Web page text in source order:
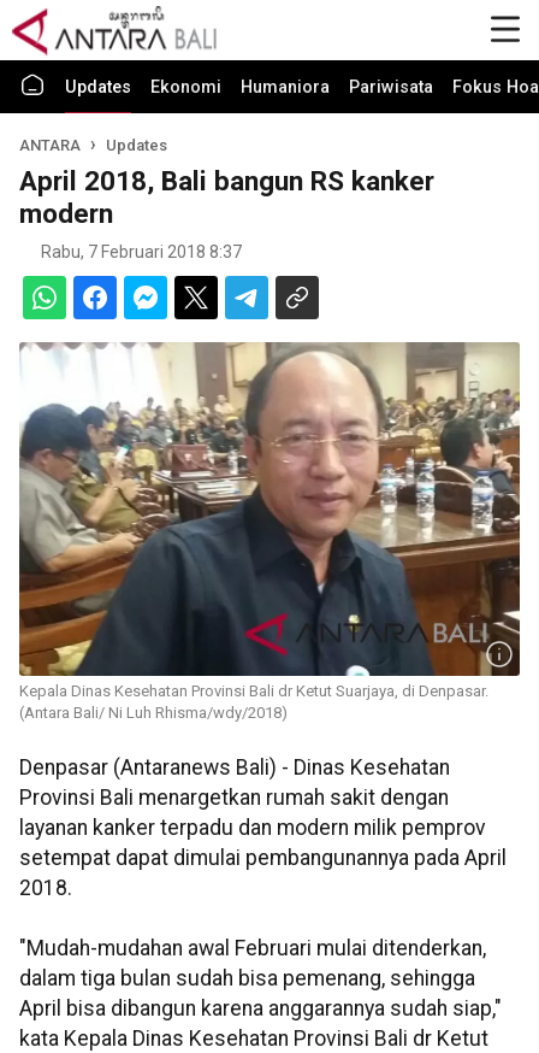
Updates Ekonomi Humaniora Pariwisata Fokus
ANTARA Updates
April 2018, Bali bangun RS kanker
modern
Rabu, 7 Februari 2018 8:37
Kepala Dinas Kesehatan Provinsi Bali dr Ketut Suarjaya, di Denpasar.
(Antara Bali/ Ni Luh Rhisma/wdy/2018)
Denpasar (Antaranews Bali) - Dinas Kesehatan
Provinsi Bali menargetkan rumah sakit dengan
layanan kanker terpadu dan modern milik pemprov
setempat dapat dimulai pembangunannya pada April
2018.
"Mudah-mudahan awal Februari mulai ditenderkan,
dalam tiga bulan sudah bisa pemenang, sehingga
April bisa dibangun karena anggarannya sudah siap,"
kata Kepala Dinas Kesehatan Provinsi Bali dr Ketut